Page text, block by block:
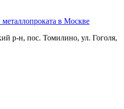
р-н, пос. Томилино, ул. Гоголя,